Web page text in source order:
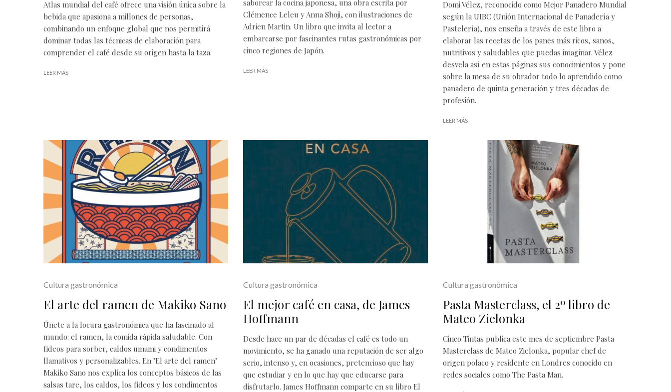
Atlas mundial del café ofrece una visión única sobre la
bebida que apasiona a millones de personas,
combinando un enfoque global que nos permitirá
dominar todas las técnicas de elaboración para
comprender el café desde su origen hasta la taza.
LEER MÁS
saborear la cocina japonesa, una obra escrita por
Clémence Leleu y Anna Shoji, con ilustraciones de
Adrien Martin. Un libro que invita al lector a
embarcarse por fascinantes rutas gastronómicas por
cinco regiones de Japón.
LEER MÁS
Domi Vélez, reconocido como Mejor Panadero Mundial
según la UIBC (Unión Internacional de Panadería y
Pastelería), nos enseña a través de este libro a
elaborar las recetas de los panes más ricos, sanos,
nutritivos y saludables que puedas imaginar. Vélez
desvela así en estas páginas sus conocimientos y pone
sobre la mesa de su obrador todo lo aprendido como
panadero de quinta generación y tres décadas de
profesión.
LEER MÁS
Cultura gastronómica
El arte del ramen de Makiko Sano
Únete a la locura gastronómica que ha fascinado al
mundo: el ramen, la comida rápida saludable. Con
fideos para sorber, caldos umami y condimentos
llamativos y personalizables. En "El arte del ramen"
Makiko Sano nos explica los conceptos básicos de las
salsas tare, los caldos, los fideos y los condimentos
Cultura gastronómica
El mejor café en casa, de James
Hoffmann
Desde hace un par de décadas el café es todo un
movimiento, se ha ganado una reputación de ser algo
serio, intenso y, en ocasiones, pretencioso que hay
que estudiar y en lo que hay que educarse para
disfrutarlo. James Hoffmann comparte en su libro El
Cultura gastronómica
Pasta Masterclass, el 2º libro de
Mateo Zielonka
Cinco Tintas publica este mes de septiembre Pasta
Masterclass de Mateo Zielonka, popular chef de
origen polaco y residente en Londres conocido en
redes sociales como The Pasta Man.